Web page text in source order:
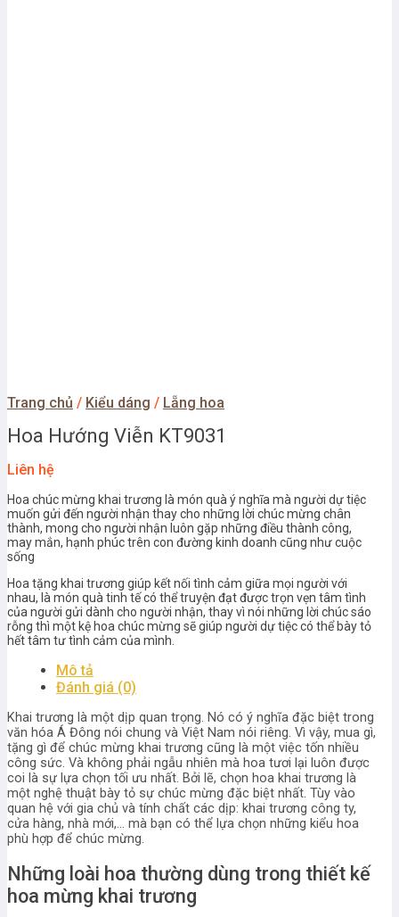
Trang chủ / Kiểu dáng / Lẵng hoa
Hoa Hướng Viễn KT9031
Liên hệ
Hoa chúc mừng khai trương là món quà ý nghĩa mà người dự tiệc
muốn gửi đến người nhận thay cho những lời chúc mừng chân
thành, mong cho người nhận luôn gặp những điều thành công,
may mắn, hạnh phúc trên con đường kinh doanh cũng như cuộc
sống
Hoa tặng khai trương giúp kết nối tình cảm giữa mọi người với
nhau, là món quà tinh tế có thể truyện đạt được trọn vẹn tâm tình
của người gửi dành cho người nhận, thay vì nói những lời chúc sáo
rỗng thì một kệ hoa chúc mừng sẽ giúp người dự tiệc có thể bày tỏ
hết tâm tư tình cảm của mình.
Mô tả
Đánh giá (0)
Khai trương là một dịp quan trọng. Nó có ý nghĩa đặc biệt trong
văn hóa Á Đông nói chung và Việt Nam nói riêng. Vì vậy, mua gì,
tặng gì để chúc mừng khai trương cũng là một việc tốn nhiều
công sức. Và không phải ngẫu nhiên mà hoa tươi lại luôn được
coi là sự lựa chọn tối ưu nhất. Bởi lẽ, chọn hoa khai trương là
một nghệ thuật bày tỏ sự chúc mừng đặc biệt nhất. Tùy vào
quan hệ với gia chủ và tính chất các dịp: khai trương công ty,
cửa hàng, nhà mới,… mà bạn có thể lựa chọn những kiểu hoa
phù hợp để chúc mừng.
Những loài hoa thường dùng trong thiết kế
hoa mừng khai trương